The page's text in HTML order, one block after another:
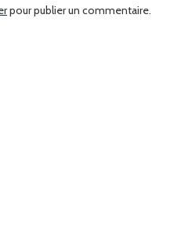
pour publier un commentaire.